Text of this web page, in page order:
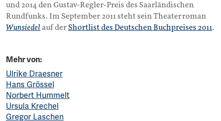
und 2014 den Gustav-Regler-Preis des Saarländischen
Rundfunks. Im September 2011 steht sein Theaterroman
Wunsiedel auf derShortlist des Deutschen Buchpreises 2011.
Mehr von:
Ulrike Draesner
Hans Grössel
Norbert Hummelt
Ursula Krechel
Gregor Laschen